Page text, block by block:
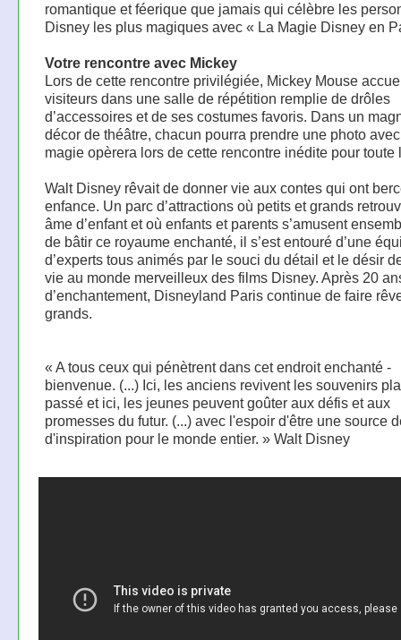
romantique et féerique que jamais qui célèbre les
Disney les plus magiques avec « La Magie Disney en
Votre rencontre avec Mickey
Lors de cette rencontre privilégiée, Mickey Mouse
visiteurs dans une salle de répétition remplie de drôles
d’accessoires et de ses costumes favoris. Dans un
décor de théâtre, chacun pourra prendre une photo
magie opèrera lors de cette rencontre inédite pour toute
Walt Disney rêvait de donner vie aux contes qui ont
enfance. Un parc d’attractions où petits et grands
âme d’enfant et où enfants et parents s’amusent
de bâtir ce royaume enchanté, il s’est entouré d’une
d’experts tous animés par le souci du détail et le désir
vie au monde merveilleux des films Disney. Après 20
d’enchantement, Disneyland Paris continue de faire
grands.
« A tous ceux qui pénètrent dans cet endroit enchanté -
bienvenue. (...) Ici, les anciens revivent les souvenirs
passé et ici, les jeunes peuvent goûter aux défis et aux
promesses du futur. (...) avec l'espoir d'être une source
d'inspiration pour le monde entier. » Walt Disney